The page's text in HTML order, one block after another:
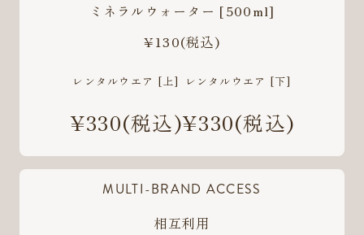
ミネラルウォーター [500ml]
¥130(税込)
レンタルウエア [上]
¥330(税込)
レンタルウエア [下]
¥330(税込)
MULTI-BRAND ACCESS
相互利用